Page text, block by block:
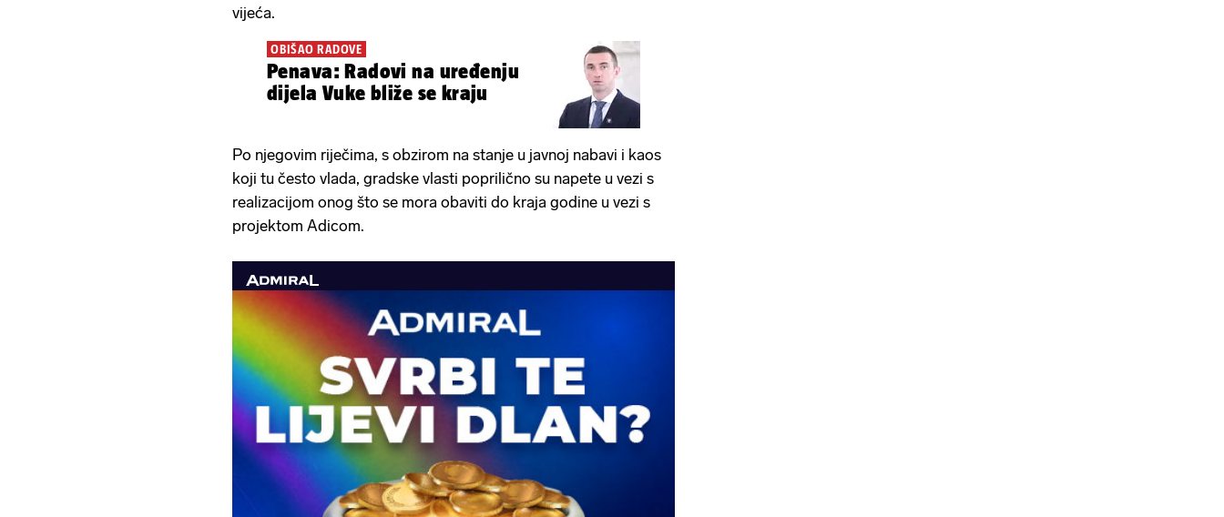
vijeća.
OBIŠAO RADOVE
Penava: Radovi na uređenju
dijela Vuke bliže se kraju
Po njegovim riječima, s obzirom na stanje u javnoj nabavi i kaos
koji tu često vlada, gradske vlasti poprilično su napete u vezi s
realizacijom onog što se mora obaviti do kraja godine u vezi s
projektom Adicom.